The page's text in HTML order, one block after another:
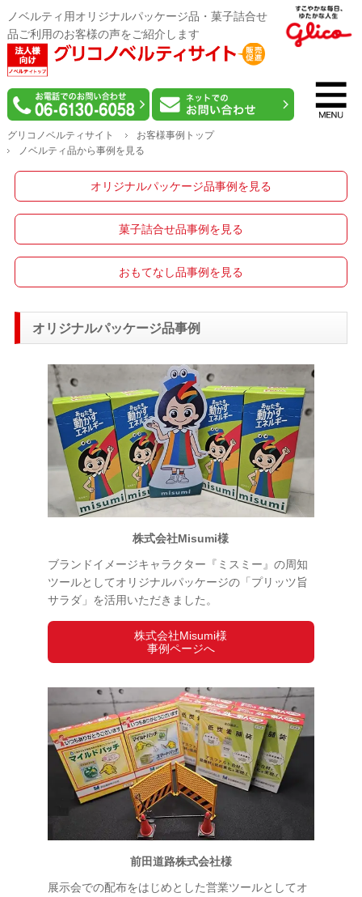
ノベルティ用オリジナルパッケージ品・菓子詰合せ
品ご利用のお客様の声をご紹介します
グリコノベルティサイト
お客様事例トップ
ノベルティ品から事例を見る
オリジナルパッケージ品事例を見る
菓子詰合せ品事例を見る
おもてなし品事例を見る
オリジナルパッケージ品事例
株式会社Misumi様
ブランドイメージキャラクター『ミスミー』の周知
ツールとしてオリジナルパッケージの「プリッツ旨
サラダ」を活用いただきました。
株式会社Misumi様
事例ページへ
前田道路株式会社様
展示会での配布をはじめとした営業ツールとしてオ